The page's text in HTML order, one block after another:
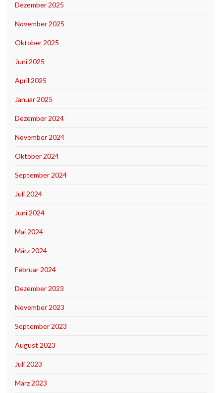
Dezember 2025
November 2025
Oktober 2025
Juni 2025
April 2025
Januar 2025
Dezember 2024
November 2024
Oktober 2024
September 2024
Juli 2024
Juni 2024
Mai 2024
März 2024
Februar 2024
Dezember 2023
November 2023
September 2023
August 2023
Juli 2023
März 2023